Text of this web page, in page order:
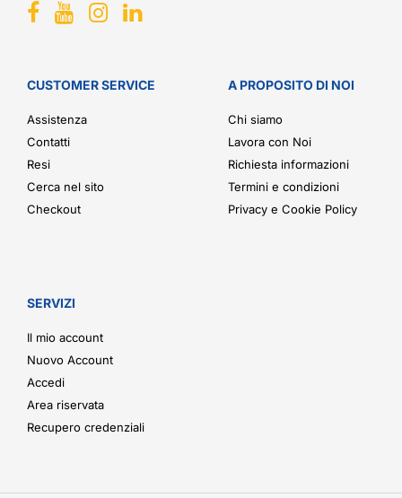
CUSTOMER SERVICE
Assistenza
Contatti
Resi
Cerca nel sito
Checkout
A PROPOSITO DI NOI
Chi siamo
Lavora con Noi
Richiesta informazioni
Termini e condizioni
Privacy e Cookie Policy
SERVIZI
Il mio account
Nuovo Account
Accedi
Area riservata
Recupero credenziali